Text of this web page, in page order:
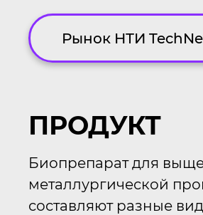
Рынок НТИ
ПРОДУКТ
Биопрепарат для
металлургической
составляют разные